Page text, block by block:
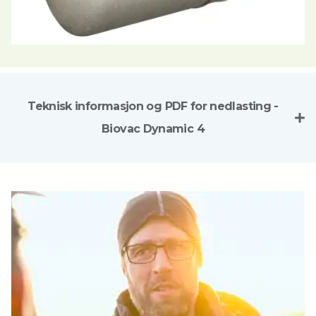
Teknisk informasjon og PDF for nedlasting -
Biovac Dynamic 4
Antall boenheter
Kapasitet
Effektivt slamlager 5600 liter